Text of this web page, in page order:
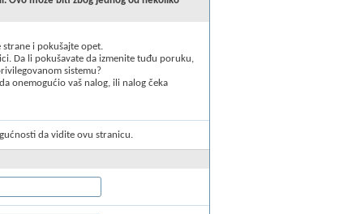
i pokušajte opet.
Da li pokušavate da izmenite tuđu poruku,
sistemu?
onemogućio vaš nalog, ili nalog čeka
da vidite ovu stranicu.